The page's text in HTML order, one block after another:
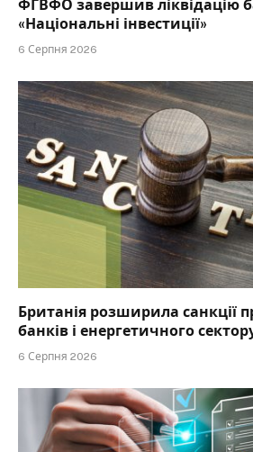
ФГВФО завершив ліквідацію
«Національні інвестиції»
6 Серпня 2026
Британія розширила санкції
банків і енергетичного
6 Серпня 2026